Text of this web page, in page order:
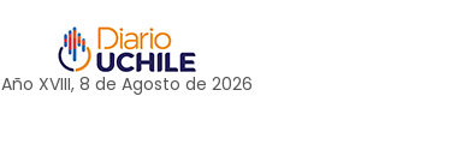
Año XVIII, 8 de Agosto de 2026